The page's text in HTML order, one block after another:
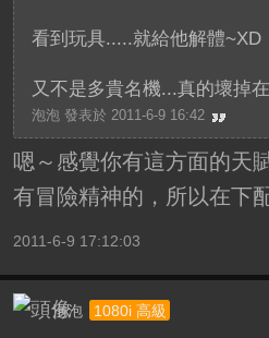
看到玩具.....就給他解體~XD
又不是多貴名機...真的壞掉
泡泡 發表於 2011-6-9 16:42
嗯～感覺你有這方面的天
有冒險精神的，所以在下
2011-6-9 17:12:03
泡泡 1080i 高級